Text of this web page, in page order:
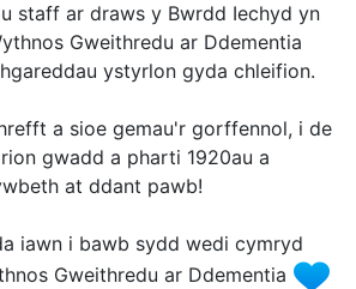
staff ar draws y Bwrdd Iechyd yn
Gweithredu ar Ddementia
ystyrlon gyda chleifion.
a sioe gemau'r gorffennol, i de
gwadd a pharti 1920au a
at ddant pawb!
iawn i bawb sydd wedi cymryd
Gweithredu ar Ddementia